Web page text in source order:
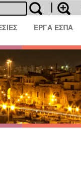
ΕΡΓΑ ΕΣΠΑ